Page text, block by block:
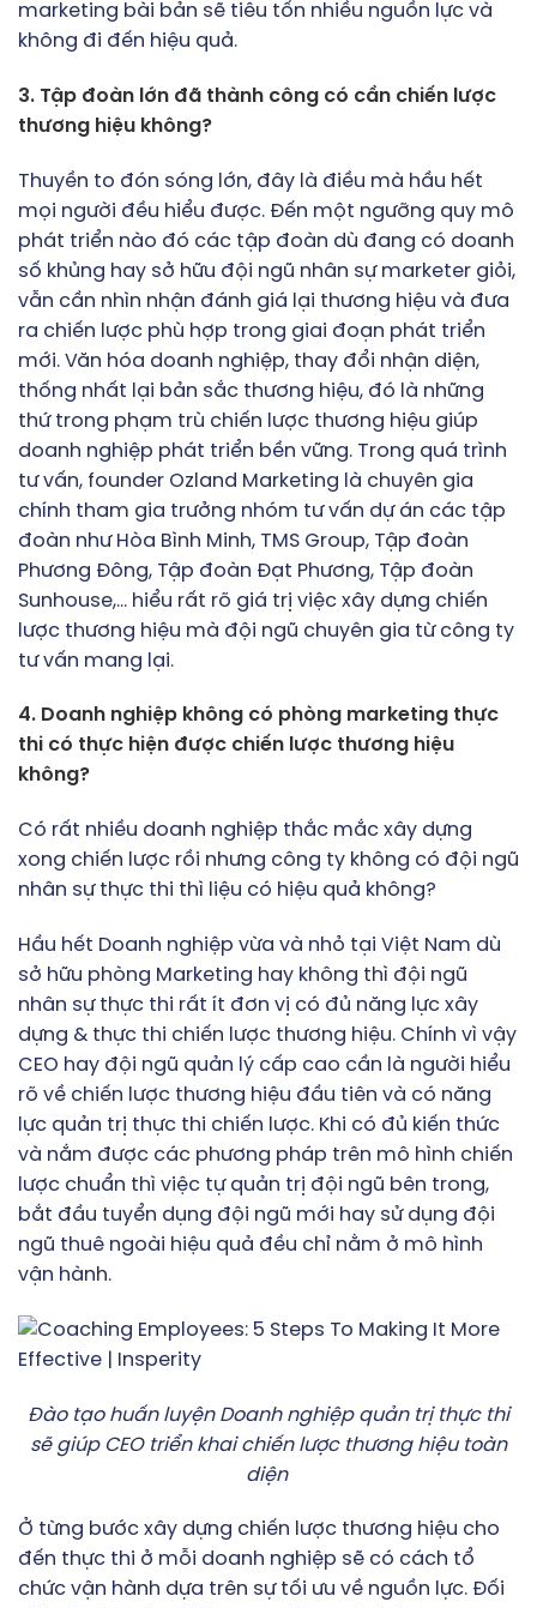
marketing bài bản sẽ tiêu tốn nhiều nguồn lực và
không đi đến hiệu quả.
3. Tập đoàn lớn đã thành công có cần chiến lược
thương hiệu không?
Thuyền to đón sóng lớn, đây là điều mà hầu hết
mọi người đều hiểu được. Đến một ngưỡng quy mô
phát triển nào đó các tập đoàn dù đang có doanh
số khủng hay sở hữu đội ngũ nhân sự marketer giỏi,
vẫn cần nhìn nhận đánh giá lại thương hiệu và đưa
ra chiến lược phù hợp trong giai đoạn phát triển
mới. Văn hóa doanh nghiệp, thay đổi nhận diện,
thống nhất lại bản sắc thương hiệu, đó là những
thứ trong phạm trù chiến lược thương hiệu giúp
doanh nghiệp phát triển bền vững. Trong quá trình
tư vấn, founder Ozland Marketing là chuyên gia
chính tham gia trưởng nhóm tư vấn dự án các tập
đoàn như Hòa Bình Minh, TMS Group, Tập đoàn
Phương Đông, Tập đoàn Đạt Phương, Tập đoàn
Sunhouse,… hiểu rất rõ giá trị việc xây dựng chiến
lược thương hiệu mà đội ngũ chuyên gia từ công ty
tư vấn mang lại.
4. Doanh nghiệp không có phòng marketing thực
thi có thực hiện được chiến lược thương hiệu
không?
Có rất nhiều doanh nghiệp thắc mắc xây dựng
xong chiến lược rồi nhưng công ty không có đội ngũ
nhân sự thực thi thì liệu có hiệu quả không?
Hầu hết Doanh nghiệp vừa và nhỏ tại Việt Nam dù
sở hữu phòng Marketing hay không thì đội ngũ
nhân sự thực thi rất ít đơn vị có đủ năng lực xây
dựng & thực thi chiến lược thương hiệu. Chính vì vậy
CEO hay đội ngũ quản lý cấp cao cần là người hiểu
rõ về chiến lược thương hiệu đầu tiên và có năng
lực quản trị thực thi chiến lược. Khi có đủ kiến thức
và nắm được các phương pháp trên mô hình chiến
lược chuẩn thì việc tự quản trị đội ngũ bên trong,
bắt đầu tuyển dụng đội ngũ mới hay sử dụng đội
ngũ thuê ngoài hiệu quả đều chỉ nằm ở mô hình
vận hành.
Đào tạo huấn luyện Doanh nghiệp quản trị thực thi
sẽ giúp CEO triển khai chiến lược thương hiệu toàn
diện
Ở từng bước xây dựng chiến lược thương hiệu cho
đến thực thi ở mỗi doanh nghiệp sẽ có cách tổ
chức vận hành dựa trên sự tối ưu về nguồn lực. Đối